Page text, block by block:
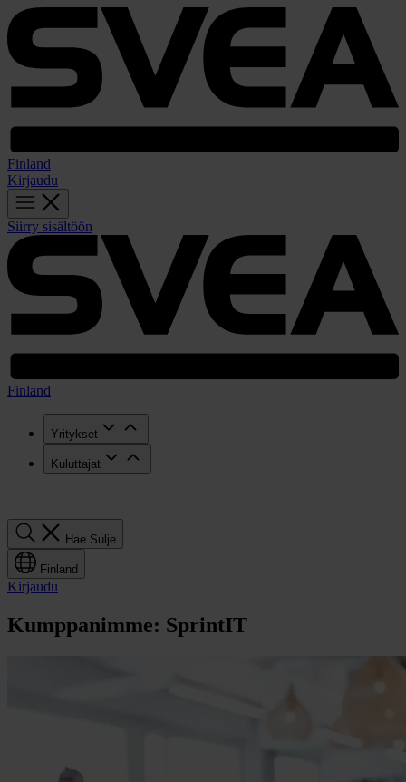
Finland
Kirjaudu
Siirry sisältöön
Finland
Yritykset
Kuluttajat
Hae Sulje
Finland
Kirjaudu
Kumppanimme: SprintIT